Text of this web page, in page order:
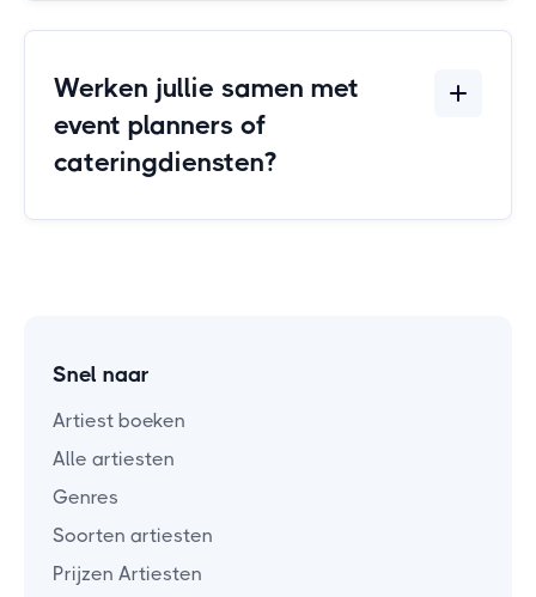
Werken jullie samen met
event planners of
cateringdiensten?
Snel naar
Artiest boeken
Alle artiesten
Genres
Soorten artiesten
Prijzen Artiesten